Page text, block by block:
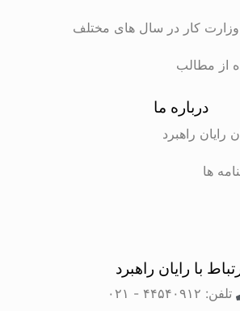
کار در سال های مختلف
از مطالب
درباره ما
رایان راهبرد
ها
با رایان راهبرد
تلفن: ۴۴۵۴۰۹۱۲ - ۰۲۱